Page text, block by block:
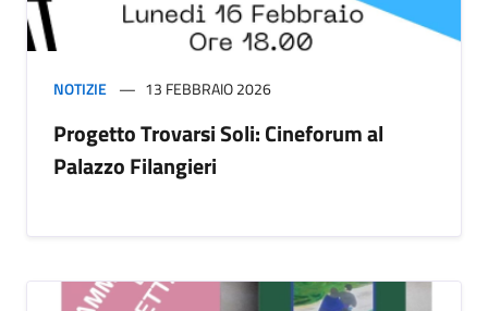
NOTIZIE 13 FEBBRAIO 2026
Progetto Trovarsi Soli: Cineforum al
Palazzo Filangieri